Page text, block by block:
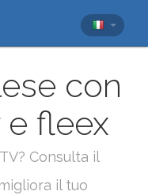
con
e fleex
Consulta il
il tuo